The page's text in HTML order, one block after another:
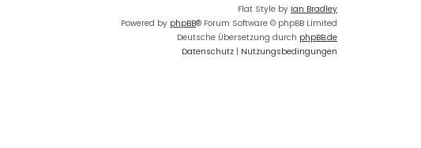
Flat Style by Ian Bradley
Powered by phpBB® Forum Software © phpBB Limited
Deutsche Übersetzung durch phpBB.de
Datenschutz | Nutzungsbedingungen